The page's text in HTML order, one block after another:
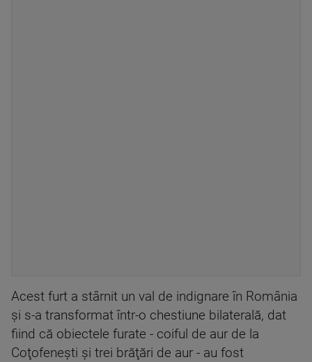
Acest furt a stârnit un val de indignare în România
şi s-a transformat într-o chestiune bilaterală, dat
fiind că obiectele furate - coiful de aur de la
Coţofeneşti şi trei brăţări de aur - au fost